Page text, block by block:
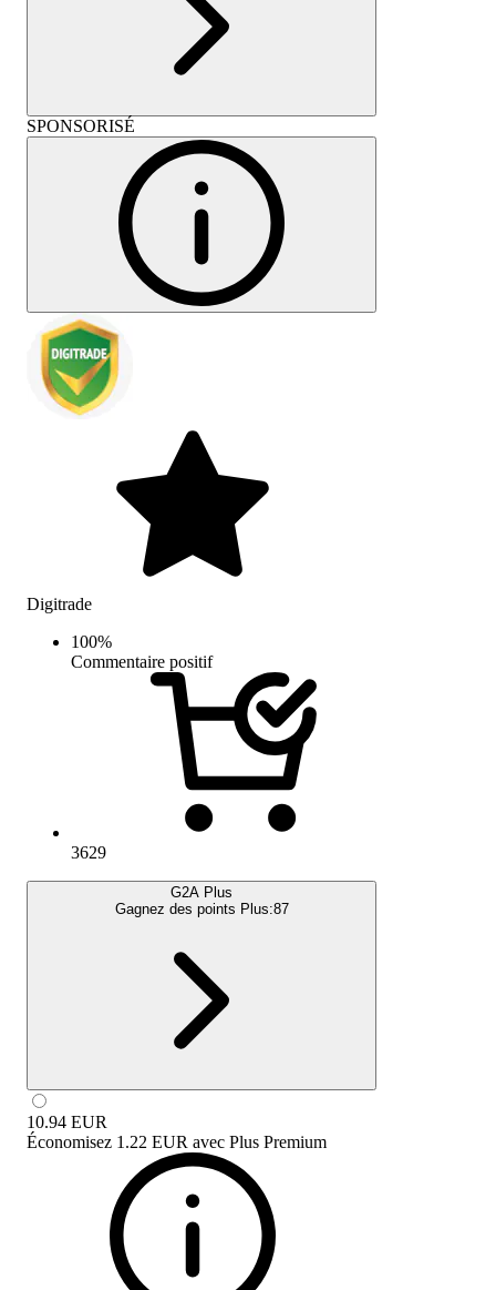
SPONSORISÉ
Digitrade
100%
Commentaire positif
3629
G2A Plus
Gagnez des points Plus:87
10.94 EUR
Économisez 1.22 EUR avec Plus Premium